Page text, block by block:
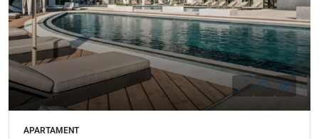
APARTAMENT